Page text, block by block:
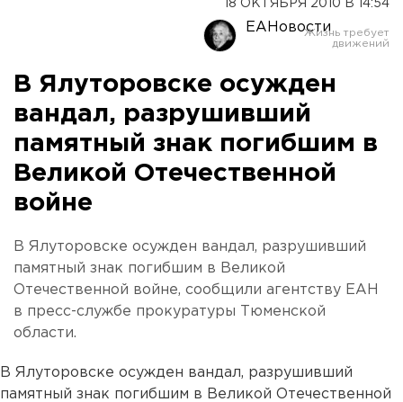
18 ОКТЯБРЯ 2010 В 14:54
ЕАНовости
В Ялуторовске осужден
вандал, разрушивший
памятный знак погибшим в
Великой Отечественной
войне
В Ялуторовске осужден вандал, разрушивший
памятный знак погибшим в Великой
Отечественной войне, сообщили агентству ЕАН
в пресс-службе прокуратуры Тюменской
области.
В Ялуторовске осужден вандал, разрушивший
памятный знак погибшим в Великой Отечественной